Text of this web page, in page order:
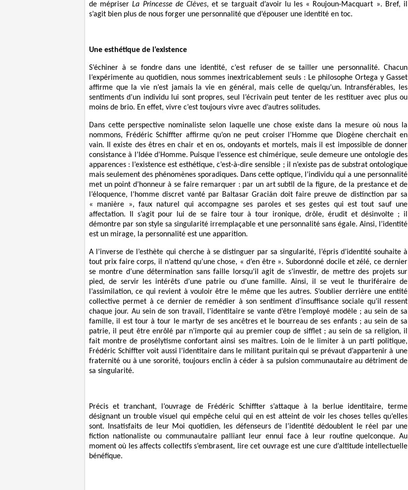
de mépriserLa Princesse de Clèves, et se targuait d’avoir lu les « Roujoun-Macquart ». Bref, il
s’agit bien plus de nous forger une personnalité que d’épouser une identité en toc.
Une esthétique de l’existence
S’échiner à se fondre dans une identité, c’est refuser de se tailler une personnalité. Chacun
l’expérimente au quotidien, nous sommes inextricablement seuls : Le philosophe Ortega y Gasset
affirme que la vie n’est jamais la vie en général, mais celle de quelqu’un. Intransférables, les
sentiments d’un individu lui sont propres, seul l’écrivain peut tenter de les restituer avec plus ou
moins de brio. En effet, vivre c’est toujours vivre avec d’autres solitudes.
Dans cette perspective nominaliste selon laquelle une chose existe dans la mesure où nous la
nommons, Frédéric Schiffter affirme qu’on ne peut croiser l’Homme que Diogène cherchait en
vain. Il existe des êtres en chair et en os, ondoyants et mortels, mais il est impossible de donner
consistance à l’Idée d’Homme. Puisque l’essence est chimérique, seule demeure une ontologie des
apparences : l’existence est esthétique, c’est-à-dire sensible ; il n’existe pas de substrat ontologique
mais seulement des phénomènes sporadiques. Dans cette optique, l’individu qui a une personnalité
met un point d’honneur à se faire remarquer : par un art subtil de la figure, de la prestance et de
l’éloquence, l’homme discret vanté par Baltasar Gracián doit faire preuve de distinction par sa
« manière », faux naturel qui accompagne ses paroles et ses gestes qui est tout sauf une
affectation. Il s’agit pour lui de se faire tour à tour ironique, drôle, érudit et désinvolte ; il
démontre par son style sa singularité irremplaçable et une personnalité sans égale. Ainsi, l’identité
est un mirage, la personnalité est une apparition.
A l’inverse de l’esthète qui cherche à se distinguer par sa singularité, l’épris d’identité souhaite à
tout prix faire corps, il n’attend qu’une chose, « d’en être ». Subordonné docile et zélé, ce dernier
se montre d’une détermination sans faille lorsqu’il agit de s’investir, de mettre des projets sur
pied, de servir les intérêts d’une patrie ou d’une famille. Ainsi, il se veut le thuriféraire de
l’assimilation, ce qui revient à vouloir être le même que les autres. S’oublier derrière une entité
collective permet à ce dernier de remédier à son sentiment d’insuffisance sociale qu’il ressent
chaque jour. Au sein de son travail, l’identitaire se vante d’être l’employé modèle ; au sein de sa
famille, il est tour à tour le martyr de ses ancêtres et le bourreau de ses enfants ; au sein de sa
patrie, il peut être enrôlé par n’importe qui au premier coup de sifflet ; au sein de sa religion, il
fait montre de prosélytisme confortant ainsi ses maîtres. Loin de le limiter à un parti politique,
Frédéric Schiffter voit aussi l’identitaire dans le militant puritain qui se prévaut d’appartenir à une
fraternité ou à une sororité, toujours enclin à céder à sa pulsion communautaire au détriment de
sa singularité.
Précis et tranchant, l’ouvrage de Frédéric Schiffter s’attaque à la berlue identitaire, terme
désignant un trouble visuel qui empêche celui qui en est atteint de voir les choses telles qu’elles
sont. Insatisfaits de leur Moi quotidien, les défenseurs de l’identité dédoublent le réel par une
fiction nationaliste ou communautaire palliant leur ennui face à leur routine quelconque. Au
moment où les affects collectifs s’embrasent, lire cet ouvrage est une cure d’altitude intellectuelle
bénéfique.